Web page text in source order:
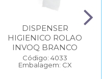
DISPENSER
HIGIENICO ROLAO
INVOQ BRANCO
Código: 4033
Embalagem: CX